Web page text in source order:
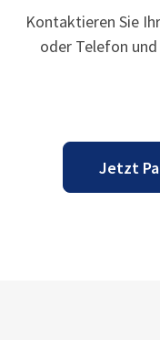
Kontaktieren Sie
oder Telefon